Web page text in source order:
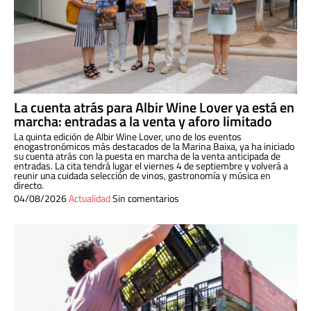
La cuenta atrás para Albir Wine Lover ya está en
marcha: entradas a la venta y aforo limitado
La quinta edición de Albir Wine Lover, uno de los eventos
enogastronómicos más destacados de la Marina Baixa, ya ha iniciado
su cuenta atrás con la puesta en marcha de la venta anticipada de
entradas. La cita tendrá lugar el viernes 4 de septiembre y volverá a
reunir una cuidada selección de vinos, gastronomía y música en
directo.
04/08/2026ActualidadSin comentarios